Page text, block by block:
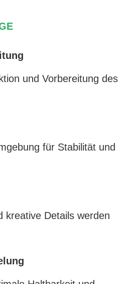
und Vorbereitung des
für Stabilität und
kreative Details werden